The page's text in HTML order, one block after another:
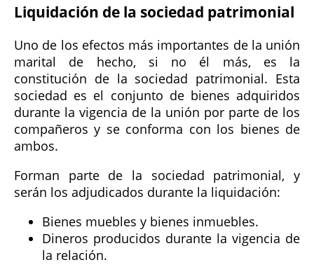
Liquidación de la sociedad patrimonial
Uno de los efectos más importantes de la unión
marital de hecho, si no él más, es la
constitución de la sociedad patrimonial. Esta
sociedad es el conjunto de bienes adquiridos
durante la vigencia de la unión por parte de los
compañeros y se conforma con los bienes de
ambos.
Forman parte de la sociedad patrimonial, y
serán los adjudicados durante la liquidación:
Bienes muebles y bienes inmuebles.
Dineros producidos durante la vigencia de
la relación.